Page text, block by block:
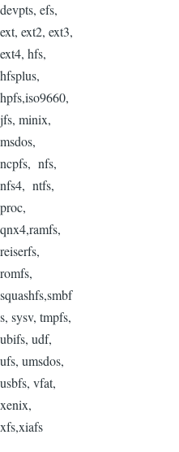
devpts, efs,
ext, ext2, ext3,
ext4, hfs,
hfsplus,
hpfs,iso9660,
jfs, minix,
msdos,
ncpfs, nfs,
nfs4, ntfs,
proc,
qnx4,ramfs,
reiserfs,
romfs,
squashfs,smbf
s, sysv, tmpfs,
ubifs, udf,
ufs, umsdos,
usbfs, vfat,
xenix,
xfs,xiafs